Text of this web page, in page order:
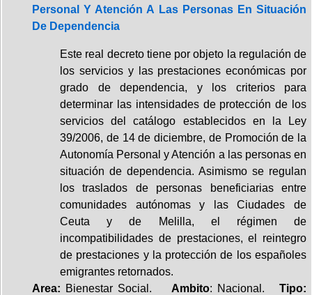
Personal Y Atención A Las Personas En Situación
De Dependencia
Este real decreto tiene por objeto la regulación de
los servicios y las prestaciones económicas por
grado de dependencia, y los criterios para
determinar las intensidades de protección de los
servicios del catálogo establecidos en la Ley
39/2006, de 14 de diciembre, de Promoción de la
Autonomía Personal y Atención a las personas en
situación de dependencia. Asimismo se regulan
los traslados de personas beneficiarias entre
comunidades autónomas y las Ciudades de
Ceuta y de Melilla, el régimen de
incompatibilidades de prestaciones, el reintegro
de prestaciones y la protección de los españoles
emigrantes retornados.
Area: Bienestar Social. Ambito: Nacional. Tipo: